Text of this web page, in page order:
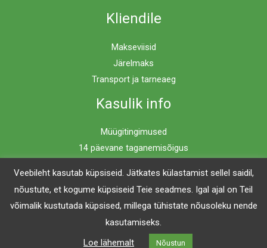
Kliendile
Makseviisid
Järelmaks
Transport ja tarneaeg
Kasulik info
Müügitingimused
14 päevane taganemisõigus
Copyright © 2026 Mööblimaailm | Powered by Mööblimaailm
Veebileht kasutab küpsiseid. Jätkates külastamist sellel saidil,
nõustute, et kogume küpsiseid Teie seadmes. Igal ajal on Teil
võimalik kustutada küpsised, millega tühistate nõusoleku nende
kasutamiseks.
Loe lähemalt
Nõustun